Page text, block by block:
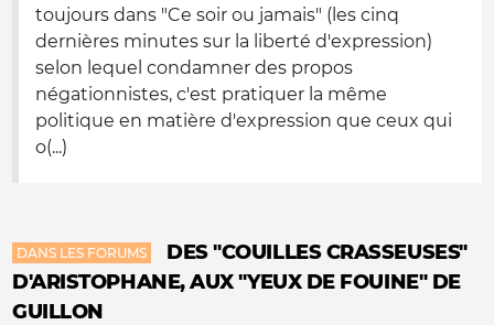
toujours dans "Ce soir ou jamais" (les cinq
dernières minutes sur la liberté d'expression)
selon lequel condamner des propos
négationnistes, c'est pratiquer la même
politique en matière d'expression que ceux qui
o(...)
DANS LES FORUMS
DES "COUILLES CRASSEUSES"
D'ARISTOPHANE, AUX "YEUX DE FOUINE" DE
GUILLON